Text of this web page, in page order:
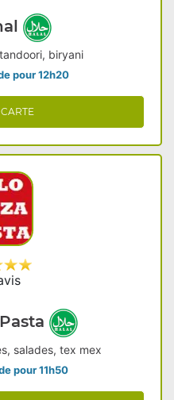
biryani
pour 12h20
salades, tex mex
pour 11h50